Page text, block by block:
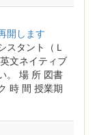
開します
スタント（Ｌ
文ネイティブ
。 場 所 図書
時 間 授業期